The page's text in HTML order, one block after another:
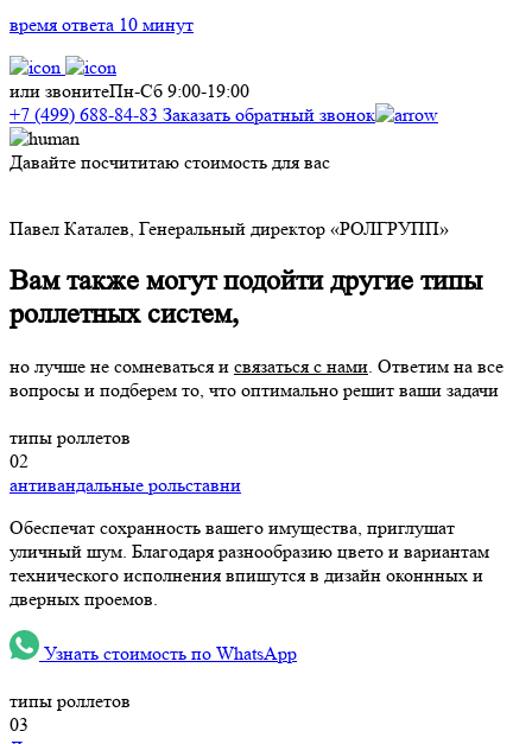
время ответа 10 минут
или звонитеПн-Сб 9:00-19:00
+7 (499) 688-84-83 Заказать обратный звонок
Давайте посчититаю стоимость для вас
Павел Каталев, Генеральный директор «РОЛГРУПП»
Вам также могут подойти другие типы
роллетных систем,
но лучше не сомневаться и связаться с нами . Ответим на все
вопросы и подберем то, что оптимально решит ваши задачи
типы роллетов
02
антивандальные рольставни
Обеспечат сохранность вашего имущества, приглушат
уличный шум. Благодаря разнообразию цвето и вариантам
технического исполнения впишутся в дизайн оконнных и
дверных проемов.
Узнать стоимость по WhatsApp
типы роллетов
03